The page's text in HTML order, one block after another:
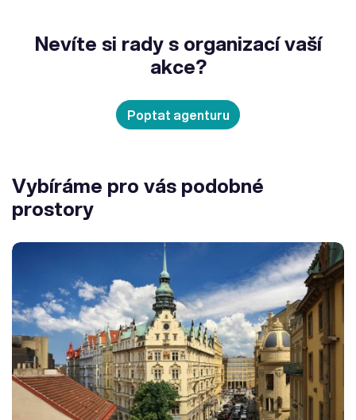
Nevíte si rady s organizací vaší
akce?
Poptat agenturu
Vybíráme pro vás podobné
prostory